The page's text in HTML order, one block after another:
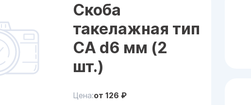
Скоба
такелажная тип
СА d6 мм (2
шт.)
Цена:от 126 ₽